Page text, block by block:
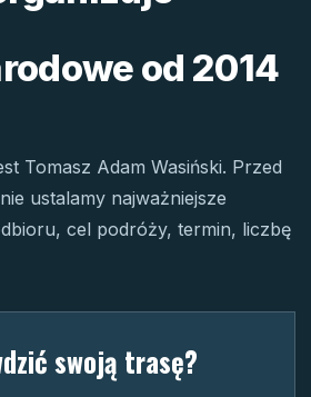
od 2014
Tomasz Adam Wasiński. Przed
ustalamy najważniejsze
cel podróży, termin, liczbę
swoją trasę?